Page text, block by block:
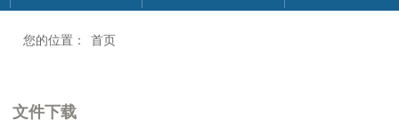
您的位置： 首页
文件下载